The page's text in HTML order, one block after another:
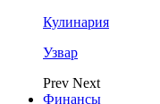
Кулинария
Узвар
Prev Next
Финансы